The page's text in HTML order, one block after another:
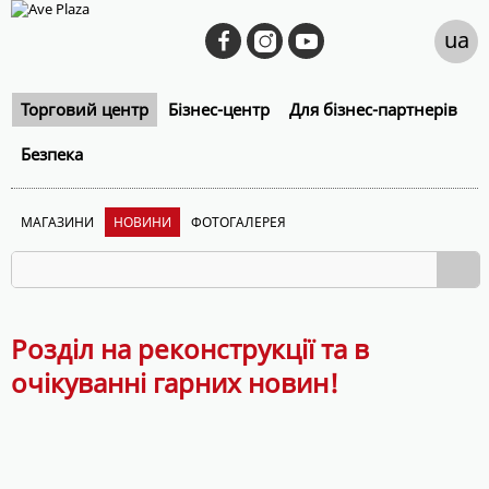
Торговий центр Бізнес-центр Для бізнес-партнерів
Безпека
ua
МАГАЗИНИ НОВИНИ ФОТОГАЛЕРЕЯ
Розділ на реконструкції та в
очікуванні гарних новин!